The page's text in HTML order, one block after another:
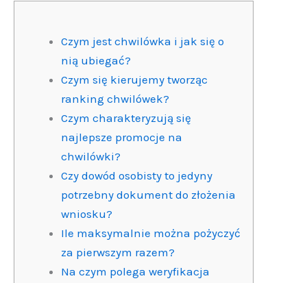
Czym jest chwilówka i jak się o
nią ubiegać?
Czym się kierujemy tworząc
ranking chwilówek?
Czym charakteryzują się
najlepsze promocje na
chwilówki?
Czy dowód osobisty to jedyny
potrzebny dokument do złożenia
wniosku?
Ile maksymalnie można pożyczyć
za pierwszym razem?
Na czym polega weryfikacja